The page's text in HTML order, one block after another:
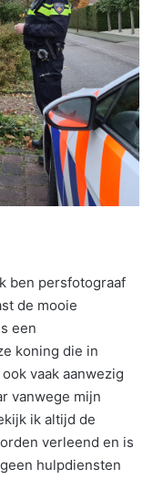
ben persfotograaf
de mooie
een
koning die in
vaak aanwezig
vanwege mijn
ik altijd de
verleend en is
hulpdiensten